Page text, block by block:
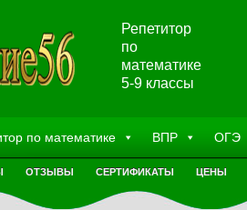
Репетитор
по
математике
5-9 классы
по математике ВПР ОГЭ
ОТЗЫВЫ СЕРТИФИКАТЫ ЦЕНЫ